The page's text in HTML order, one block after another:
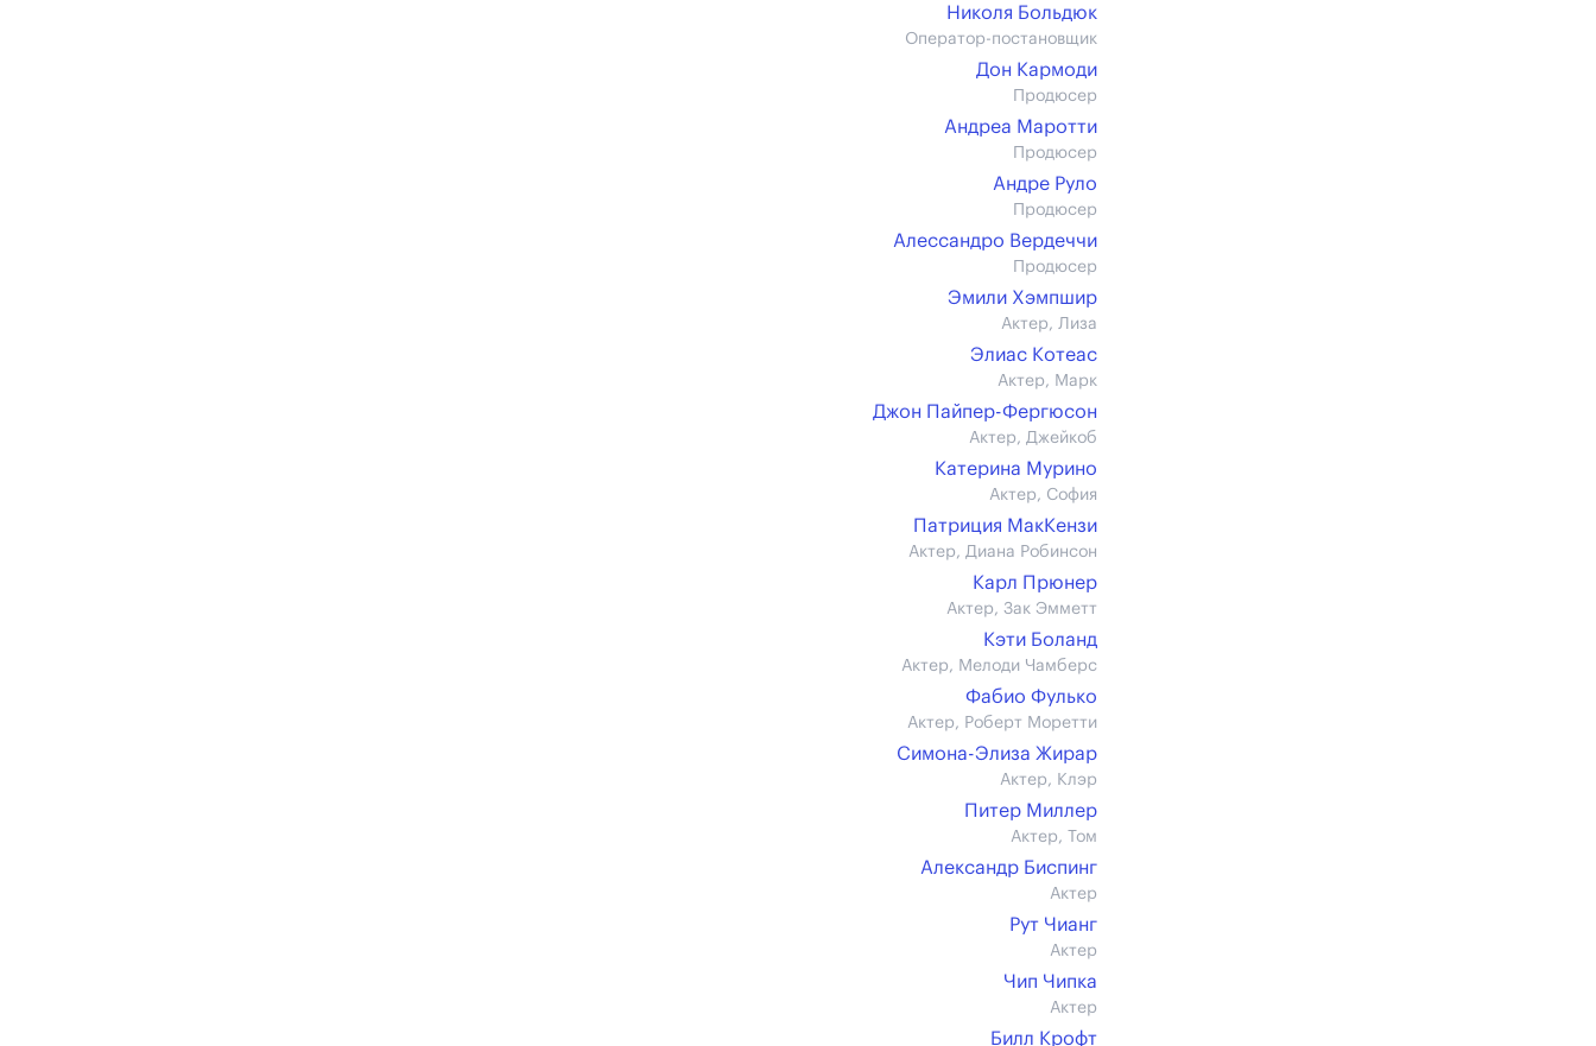
Николя Больдюк
Оператор-постановщик
Дон Кармоди
Продюсер
Андреа Маротти
Продюсер
Андре Руло
Продюсер
Алессандро Вердеччи
Продюсер
Эмили Хэмпшир
Актер, Лиза
Элиас Котеас
Актер, Марк
Джон Пайпер-Фергюсон
Актер, Джейкоб
Катерина Мурино
Актер, София
Патриция МакКензи
Актер, Диана Робинсон
Карл Прюнер
Актер, Зак Эмметт
Кэти Боланд
Актер, Мелоди Чамберс
Фабио Фулько
Актер, Роберт Моретти
Симона-Элиза Жирар
Актер, Клэр
Питер Миллер
Актер, Том
Александр Биспинг
Актер
Рут Чианг
Актер
Чип Чипка
Актер
Билл Крофт